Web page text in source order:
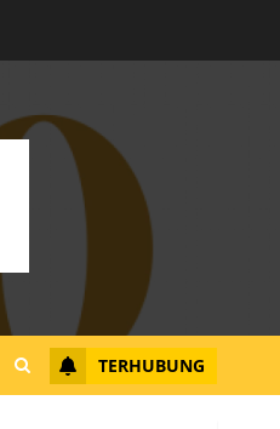
TERHUBUNG
Ajukan
Soroti
yang Resahkan
0
Tanah Warga
2026